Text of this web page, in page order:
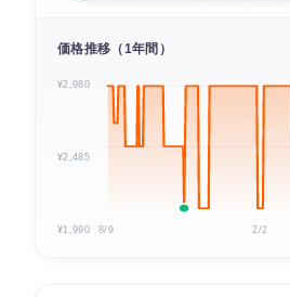
価格推移（1年間）
¥2,980
¥2,485
¥1,990 8/9 2/2